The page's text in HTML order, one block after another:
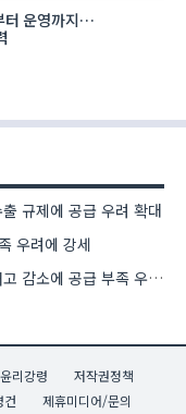
터 운영까지…
규제에 공급 우려 확대
우려에 강세
[비철금속 시황] 구리 2개월 만에 최고치…재고 감소에 공급 부족 우려 확대
윤리강령
저작권정책
건
제휴미디어/문의